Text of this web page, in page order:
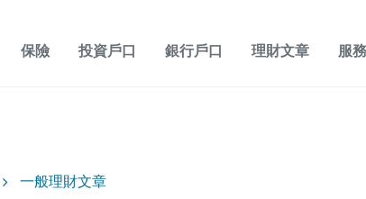
保險 投資戶口 銀行戶口 理財文章 服
一般理財文章